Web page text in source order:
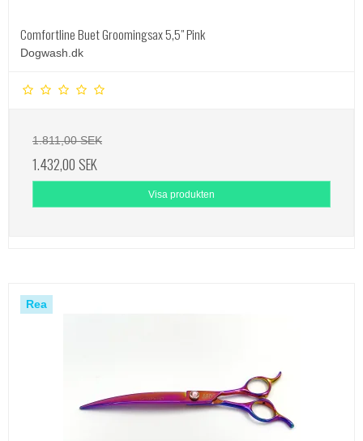
Comfortline Buet Groomingsax 5,5" Pink
Dogwash.dk
1.811,00 SEK
1.432,00 SEK
Visa produkten
Rea